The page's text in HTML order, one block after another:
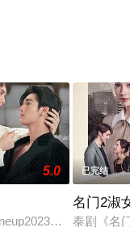
未删减完整版电
5.0
Hunter
已完结
名门2淑
泰剧《名